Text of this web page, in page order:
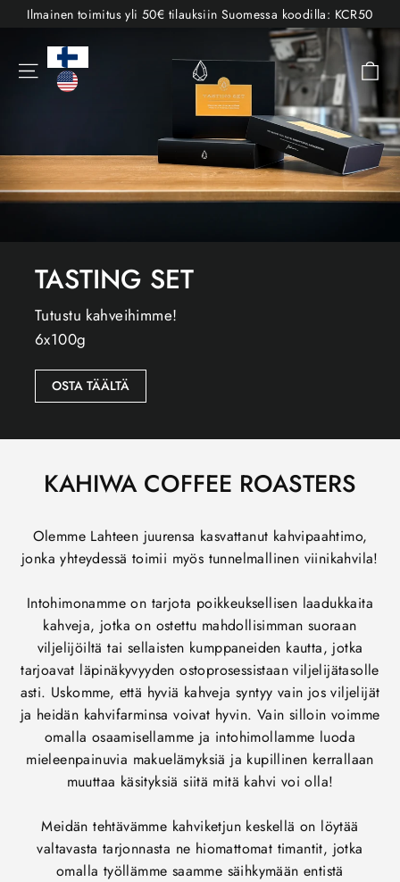
SisältöönIlmainen toimitus yli 50€ tilauksiin Suomessa koodilla: KCR50
Valikko
Kahiwa
Coffee
Roasters
TASTING SET
Tutustu kahveihimme!
6x100g
OSTA TÄÄLTÄ
KAHIWA COFFEE ROASTERS
Olemme Lahteen juurensa kasvattanut kahvipaahtimo,
jonka yhteydessä toimii myös tunnelmallinen viinikahvila!
Intohimonamme on tarjota poikkeuksellisen laadukkaita
kahveja, jotka on ostettu mahdollisimman suoraan
viljelijöiltä tai sellaisten kumppaneiden kautta, jotka
tarjoavat läpinäkyvyyden ostoprosessistaan viljelijätasolle
asti. Uskomme, että hyviä kahveja syntyy vain jos viljelijät
ja heidän kahvifarminsa voivat hyvin. Vain silloin voimme
omalla osaamisellamme ja intohimollamme luoda
mieleenpainuvia makuelämyksiä ja kupillinen kerrallaan
muuttaa käsityksiä siitä mitä kahvi voi olla!
Meidän tehtävämme kahviketjun keskellä on löytää
valtavasta tarjonnasta ne hiomattomat timantit, jotka
omalla työllämme saamme säihkymään entistä